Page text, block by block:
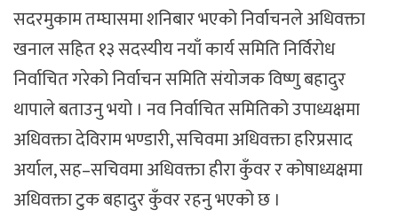
सदरमुकाम तम्घासमा शनिबार भएको निर्वाचनले अधिवक्ता
खनाल सहित १३ सदस्यीय नयाँ कार्य समिति निर्विरोध
निर्वाचित गरेको निर्वाचन समिति संयोजक विष्णु बहादुर
थापाले बताउनु भयो । नव निर्वाचित समितिको उपाध्यक्षमा
अधिवक्ता देविराम भण्डारी, सचिवमा अधिवक्ता हरिप्रसाद
अर्याल, सह–सचिवमा अधिवक्ता हीरा कुँवर र कोषाध्यक्षमा
अधिवक्ता टुक बहादुर कुँवर रहनु भएको छ ।